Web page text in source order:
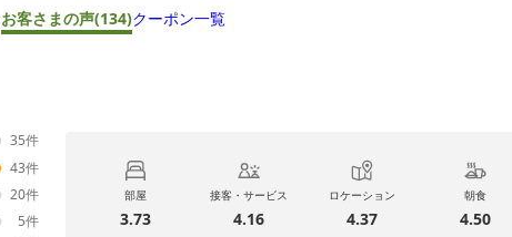
お客さまの声(134)クーポン一覧
35件
43件
20件
5件
部屋
3.73
接客・サービス
4.16
ロケーション
4.37
朝食
4.50